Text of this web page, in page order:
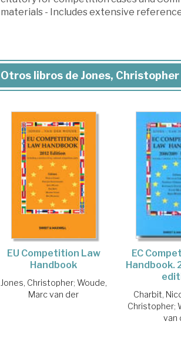
materials - Includes extensive
Otros libros de Jones, Christopher
EU Competition Law
Handbook
Jones, Christopher; Woude,
Marc van der
EC
Handbook.
Charbit,
Christopher;
van